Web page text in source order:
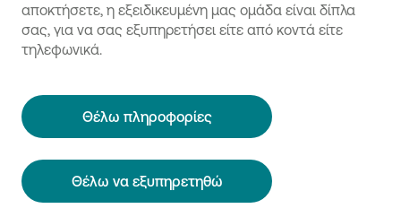
αποκτήσετε, η εξειδικευμένη μας ομάδα είναι δίπλα
σας, για να σας εξυπηρετήσει είτε από κοντά είτε
τηλεφωνικά.
Θέλω πληροφορίες
Θέλω να εξυπηρετηθώ